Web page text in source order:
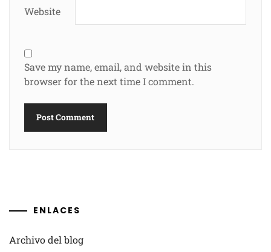
Website
Save my name, email, and website in this
browser for the next time I comment.
ENLACES
Archivo del blog